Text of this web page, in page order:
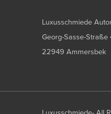
Luxusschmiede
Georg-Sasse-Straße
22949 Ammersbek